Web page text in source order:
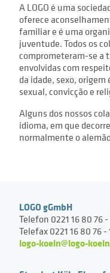
A LOGO é uma
oferece
familiar e é uma
juventude. Todos os
comprometeram-se a
envolvidas com
da idade, sexo,
sexual, convicção e
Alguns dos nossos
idioma, em que
normalmente o
LOGO gGmbH
Telefon 0221 16 80 76
Telefax 0221 16 80 76 -
logo-koeln@logo-